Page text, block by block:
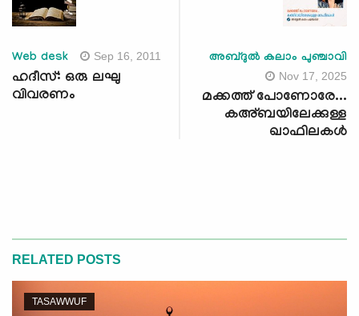
Web desk Sep 16, 2011
ഹദീസ്: ഒരു ലഘു
വിവരണം
അബ്ദുൽ കലാം പുഞ്ചാവി
Nov 17, 2025
മക്കത്ത് പോണോരേ...
കഅ്ബയിലേക്കുള്ള
ഖാഫിലകള്‍
RELATED POSTS
TASAWWUF